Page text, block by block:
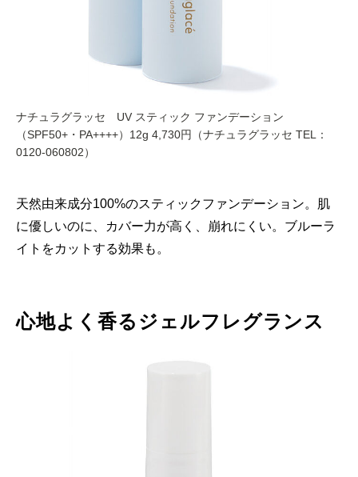
ナチュラグラッセ UV スティック ファンデーション
（SPF50+・PA++++）12g 4,730円（ナチュラグラッセ TEL：
0120-060802）
天然由来成分100%のスティックファンデーション。肌
に優しいのに、カバー力が高く、崩れにくい。ブルーラ
イトをカットする効果も。
心地よく香るジェルフレグランス